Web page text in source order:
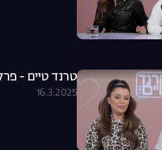
טרנד טיים -
16.3.2025